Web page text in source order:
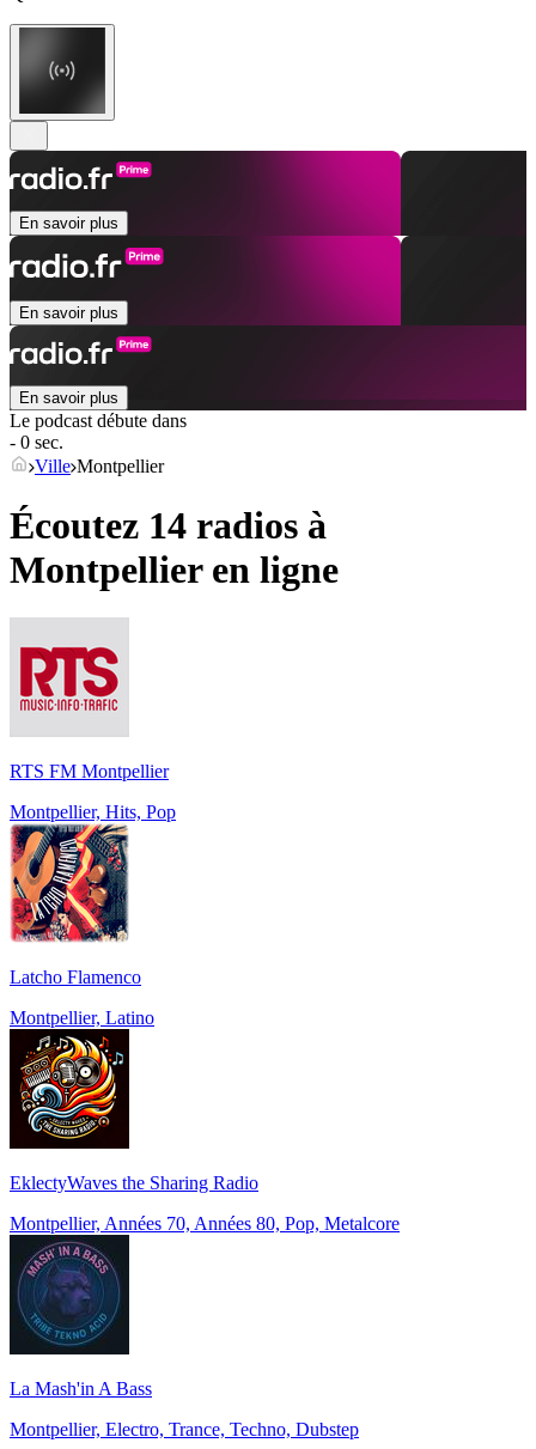
En savoir plus
En savoir plus
En savoir plus
Le podcast débute dans
- 0 sec.
Ville Montpellier
Écoutez 14 radios à
Montpellieren ligne
RTS FM Montpellier
Montpellier, Hits, Pop
Latcho Flamenco
Montpellier, Latino
EklectyWaves the Sharing Radio
Montpellier, Années 70, Années 80, Pop, Metalcore
La Mash'in A Bass
Montpellier, Electro, Trance, Techno, Dubstep